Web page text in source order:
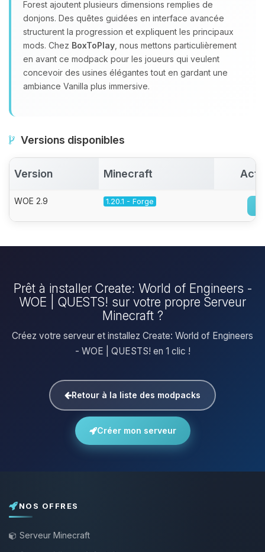
Forest ajoutent plusieurs dimensions remplies de
donjons. Des quêtes guidées en interface avancée
structurent la progression et expliquent les principaux
mods. Chez BoxToPlay , nous mettons particulièrement
en avant ce modpack pour les joueurs qui veulent
concevoir des usines élégantes tout en gardant une
ambiance Vanilla plus immersive.
Versions disponibles
Version Minecraft
WOE 2.9 1.20.1 - Forge
Prêt à installer Create: World of Engineers -
WOE | QUESTS! sur votre propre Serveur
Minecraft ?
Créez votre serveur et installez Create: World of Engineers
- WOE | QUESTS! en 1 clic !
Retour à la liste des modpacks
Créer mon serveur
NOS OFFRES
Serveur Minecraft